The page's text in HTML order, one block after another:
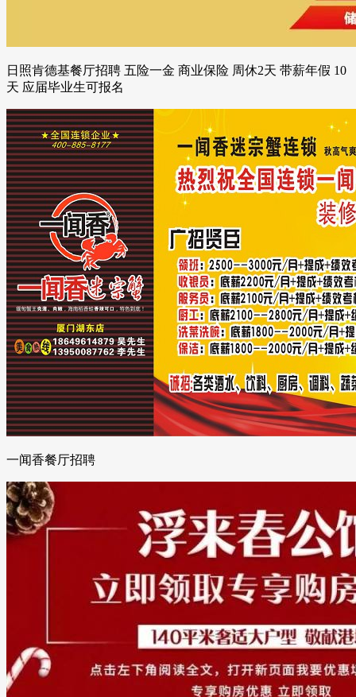
日照肯德基餐厅招聘 五险一金 商业保险 周休2天 带薪年假 10
天 应届毕业生可报名
一闻香餐厅招聘